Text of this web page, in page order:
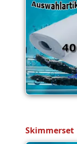
Skimmerset